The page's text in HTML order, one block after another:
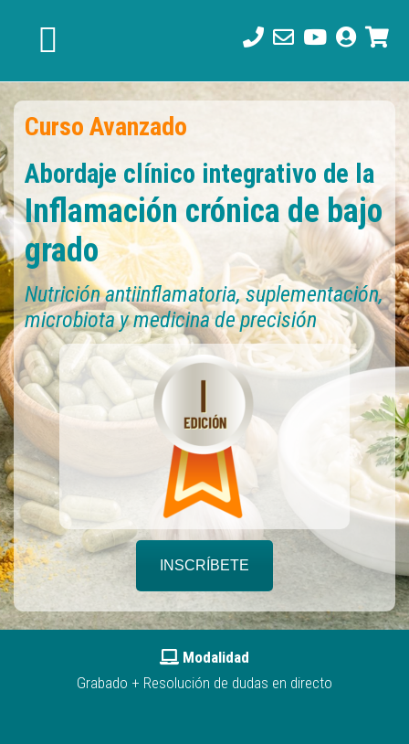
navegación
principal
principal
de
páginaCurso Avanzado
Abordaje clínico integrativo de la
Inflamación crónica de bajo
grado
Nutrición antiinflamatoria, suplementación,
microbiota y medicina de precisión
INSCRÍBETE
Modalidad
Grabado + Resolución de dudas en directo